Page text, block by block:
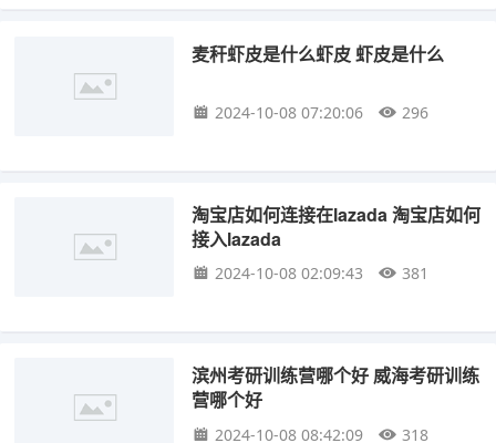
麦秆虾皮是什么虾皮 虾皮是什么
2024-10-08 07:20:06 296
淘宝店如何连接在lazada 淘宝店如何
接入lazada
2024-10-08 02:09:43 381
滨州考研训练营哪个好 威海考研训练
营哪个好
2024-10-08 08:42:09 318